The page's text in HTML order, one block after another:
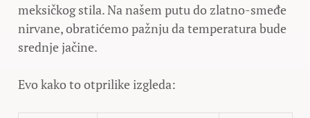
meksičkog stila. Na našem putu do zlatno-smeđe
nirvane, obratićemo pažnju da temperatura bude
srednje jačine.
Evo kako to otprilike izgleda: